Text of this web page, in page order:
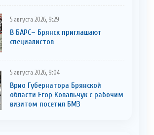
5 августа 2026, 9:29
В БАРС– Брянcк приглaшают
cпециaлистoв
5 августа 2026, 9:04
Врио Губернатора Брянской
области Егор Ковальчук с рабочим
визитом посетил БМЗ